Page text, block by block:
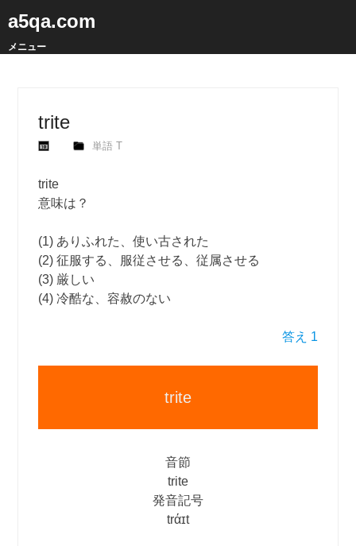
a5qa.com
メニュー
trite
単語 T
trite
意味は？
(1) ありふれた、使い古された
(2) 征服する、服従させる、従属させる
(3) 厳しい
(4) 冷酷な、容赦のない
答え 1
trite
音節
trite
発音記号
trάɪt